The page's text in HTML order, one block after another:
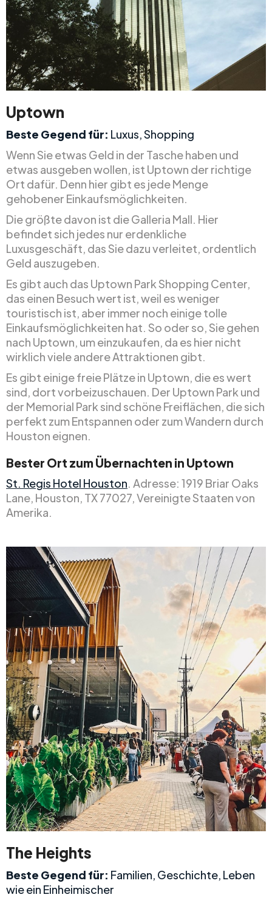
Uptown
Beste Gegend für: Luxus, Shopping
Wenn Sie etwas Geld in der Tasche haben und
etwas ausgeben wollen, ist Uptown der richtige
Ort dafür. Denn hier gibt es jede Menge
gehobener Einkaufsmöglichkeiten.
Die größte davon ist die Galleria Mall. Hier
befindet sich jedes nur erdenkliche
Luxusgeschäft, das Sie dazu verleitet, ordentlich
Geld auszugeben.
Es gibt auch das Uptown Park Shopping Center,
das einen Besuch wert ist, weil es weniger
touristisch ist, aber immer noch einige tolle
Einkaufsmöglichkeiten hat. So oder so, Sie gehen
nach Uptown, um einzukaufen, da es hier nicht
wirklich viele andere Attraktionen gibt.
Es gibt einige freie Plätze in Uptown, die es wert
sind, dort vorbeizuschauen. Der Uptown Park und
der Memorial Park sind schöne Freiflächen, die sich
perfekt zum Entspannen oder zum Wandern durch
Houston eignen.
Bester Ort zum Übernachten in Uptown
St. Regis Hotel Houston . Adresse: 1919 Briar Oaks
Lane, Houston, TX 77027, Vereinigte Staaten von
Amerika.
The Heights
Beste Gegend für: Familien, Geschichte, Leben
wie ein Einheimischer